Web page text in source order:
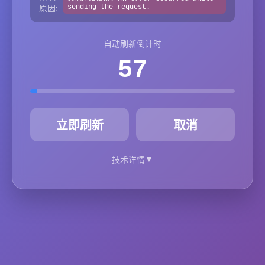
原因:
sending the request.
自动刷新倒计时
57
立即刷新 取消
技术详情▼